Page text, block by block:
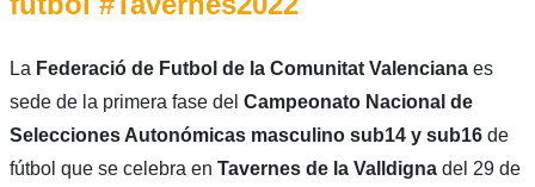
La Federació de Futbol de la Comunitat Valencianaes
sede de la primera fase del Campeonato Nacional de
Selecciones Autonómicas masculino sub14 y sub16 de
fútbol que se celebra en Tavernes de la Valldignadel 29 de